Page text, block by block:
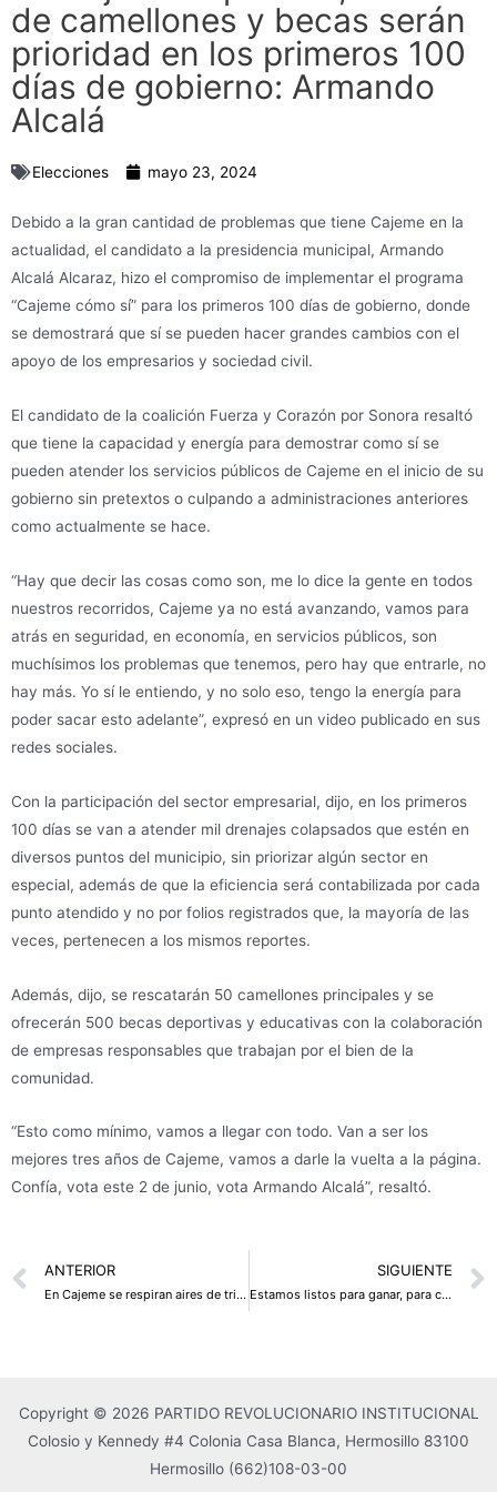
de camellones y becas serán
prioridad en los primeros 100
días de gobierno: Armando
Alcalá
Elecciones mayo 23, 2024
Debido a la gran cantidad de problemas que tiene Cajeme en la
actualidad, el candidato a la presidencia municipal, Armando
Alcalá Alcaraz, hizo el compromiso de implementar el programa
“Cajeme cómo sí” para los primeros 100 días de gobierno, donde
se demostrará que sí se pueden hacer grandes cambios con el
apoyo de los empresarios y sociedad civil.
El candidato de la coalición Fuerza y Corazón por Sonora resaltó
que tiene la capacidad y energía para demostrar como sí se
pueden atender los servicios públicos de Cajeme en el inicio de su
gobierno sin pretextos o culpando a administraciones anteriores
como actualmente se hace.
“Hay que decir las cosas como son, me lo dice la gente en todos
nuestros recorridos, Cajeme ya no está avanzando, vamos para
atrás en seguridad, en economía, en servicios públicos, son
muchísimos los problemas que tenemos, pero hay que entrarle, no
hay más. Yo sí le entiendo, y no solo eso, tengo la energía para
poder sacar esto adelante”, expresó en un video publicado en sus
redes sociales.
Con la participación del sector empresarial, dijo, en los primeros
100 días se van a atender mil drenajes colapsados que estén en
diversos puntos del municipio, sin priorizar algún sector en
especial, además de que la eficiencia será contabilizada por cada
punto atendido y no por folios registrados que, la mayoría de las
veces, pertenecen a los mismos reportes.
Además, dijo, se rescatarán 50 camellones principales y se
ofrecerán 500 becas deportivas y educativas con la colaboración
de empresas responsables que trabajan por el bien de la
comunidad.
“Esto como mínimo, vamos a llegar con todo. Van a ser los
mejores tres años de Cajeme, vamos a darle la vuelta a la página.
Confía, vota este 2 de junio, vota Armando Alcalá”, resaltó.
Prev
ANTERIOR
En Cajeme se respiran aires de triunfo: Beltrones
SIGUIENTE
Estamos listos para ganar, para cumplir y para dar resultados: “El Borrego” Gándara
Copyright © 2026 PARTIDO REVOLUCIONARIO INSTITUCIONAL
Colosio y Kennedy #4 Colonia Casa Blanca, Hermosillo 83100
Hermosillo (662)108-03-00